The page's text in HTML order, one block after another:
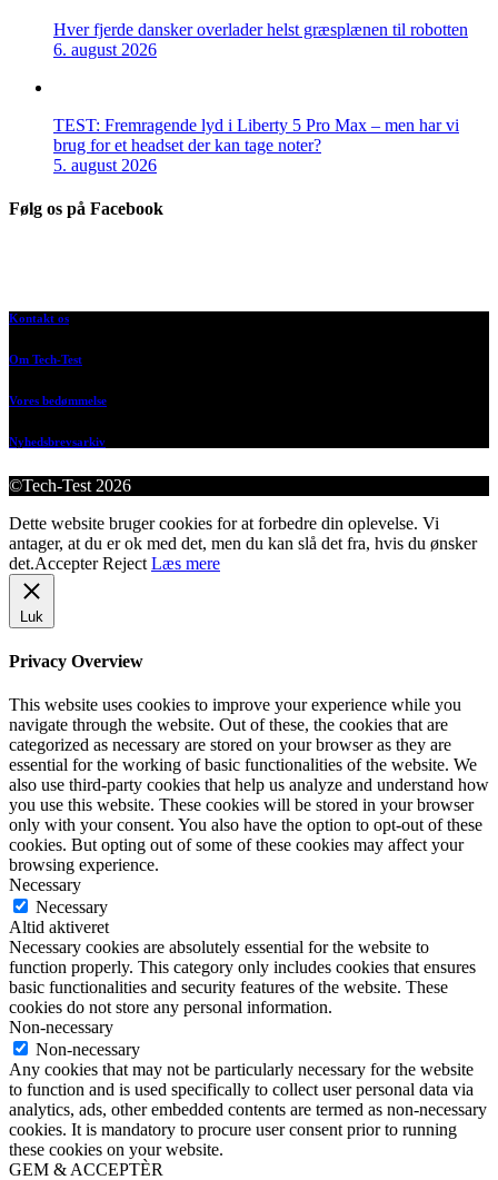
Hver fjerde dansker overlader helst græsplænen til robotten
6. august 2026
TEST: Fremragende lyd i Liberty 5 Pro Max – men har vi
brug for et headset der kan tage noter?
5. august 2026
Følg os på Facebook
Kontakt os
Om Tech-Test
Vores bedømmelse
Nyhedsbrevsarkiv
©Tech-Test 2026
Dette website bruger cookies for at forbedre din oplevelse. Vi
antager, at du er ok med det, men du kan slå det fra, hvis du ønsker
det.Accepter Reject Læs mere
Luk
Privacy Overview
This website uses cookies to improve your experience while you
navigate through the website. Out of these, the cookies that are
categorized as necessary are stored on your browser as they are
essential for the working of basic functionalities of the website. We
also use third-party cookies that help us analyze and understand how
you use this website. These cookies will be stored in your browser
only with your consent. You also have the option to opt-out of these
cookies. But opting out of some of these cookies may affect your
browsing experience.
Necessary
Necessary
Altid aktiveret
Necessary cookies are absolutely essential for the website to
function properly. This category only includes cookies that ensures
basic functionalities and security features of the website. These
cookies do not store any personal information.
Non-necessary
Non-necessary
Any cookies that may not be particularly necessary for the website
to function and is used specifically to collect user personal data via
analytics, ads, other embedded contents are termed as non-necessary
cookies. It is mandatory to procure user consent prior to running
these cookies on your website.
GEM & ACCEPTÈR